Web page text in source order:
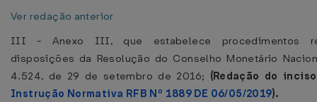
Ver redação anterior
III - Anexo III, que estabelece procedimentos
disposições da Resolução do Conselho Monetário
4.524, de 29 de setembro de 2016; (Redação do
Instrução Normativa RFB Nº 1889 DE 06/05/2019).